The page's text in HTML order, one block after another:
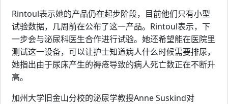
Rintoul表示她的产品仍在起步阶段，目前他们只有小型
试验数据，几周前在公布了这一产品。Rintoul表示，下
一步会与泌尿科医生合作进行试验。她还希望能在医院里
测试这一设备，可以让护士知道病人什么时候需要排尿，
她指出由于尿床产生的褥疮导致的病人死亡数正在不断升
高。
加州大学旧金山分校的泌尿学教授Anne Suskind对